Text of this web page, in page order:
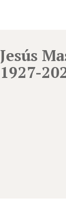
Jesús
1927-